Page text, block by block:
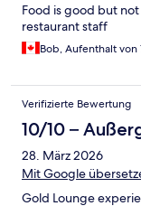
Food is good but
restaurant staff
Bob, Aufenthalt von
Verifizierte Bewertung
10/10 –
28. März 2026
Mit Google
Gold Lounge